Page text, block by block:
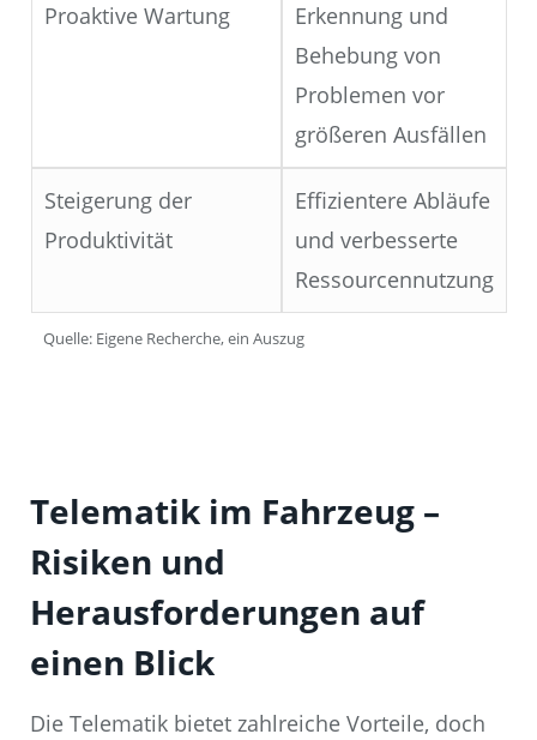
Proaktive Wartung
Erkennung und
Behebung von
Problemen vor
größeren Ausfällen
Steigerung der
Produktivität
Effizientere Abläufe
und verbesserte
Ressourcennutzung
Quelle: Eigene Recherche, ein Auszug
Telematik im Fahrzeug –
Risiken und
Herausforderungen auf
einen Blick
Die Telematik bietet zahlreiche Vorteile, doch